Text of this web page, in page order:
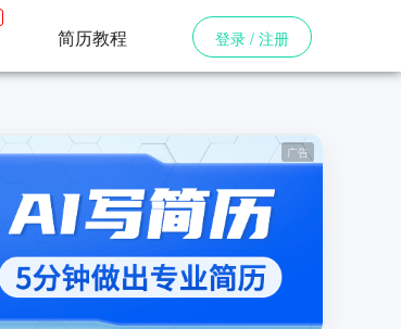
简历教程 登录 / 注册